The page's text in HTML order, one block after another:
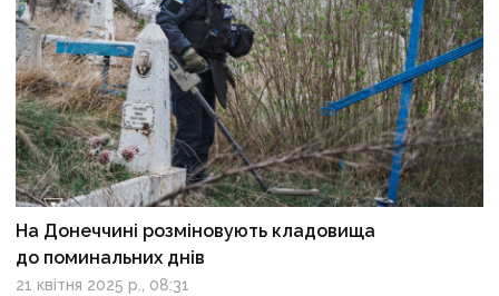
На Донеччині розміновують кладовища
до поминальних днів
21 квітня 2025 р., 08:31